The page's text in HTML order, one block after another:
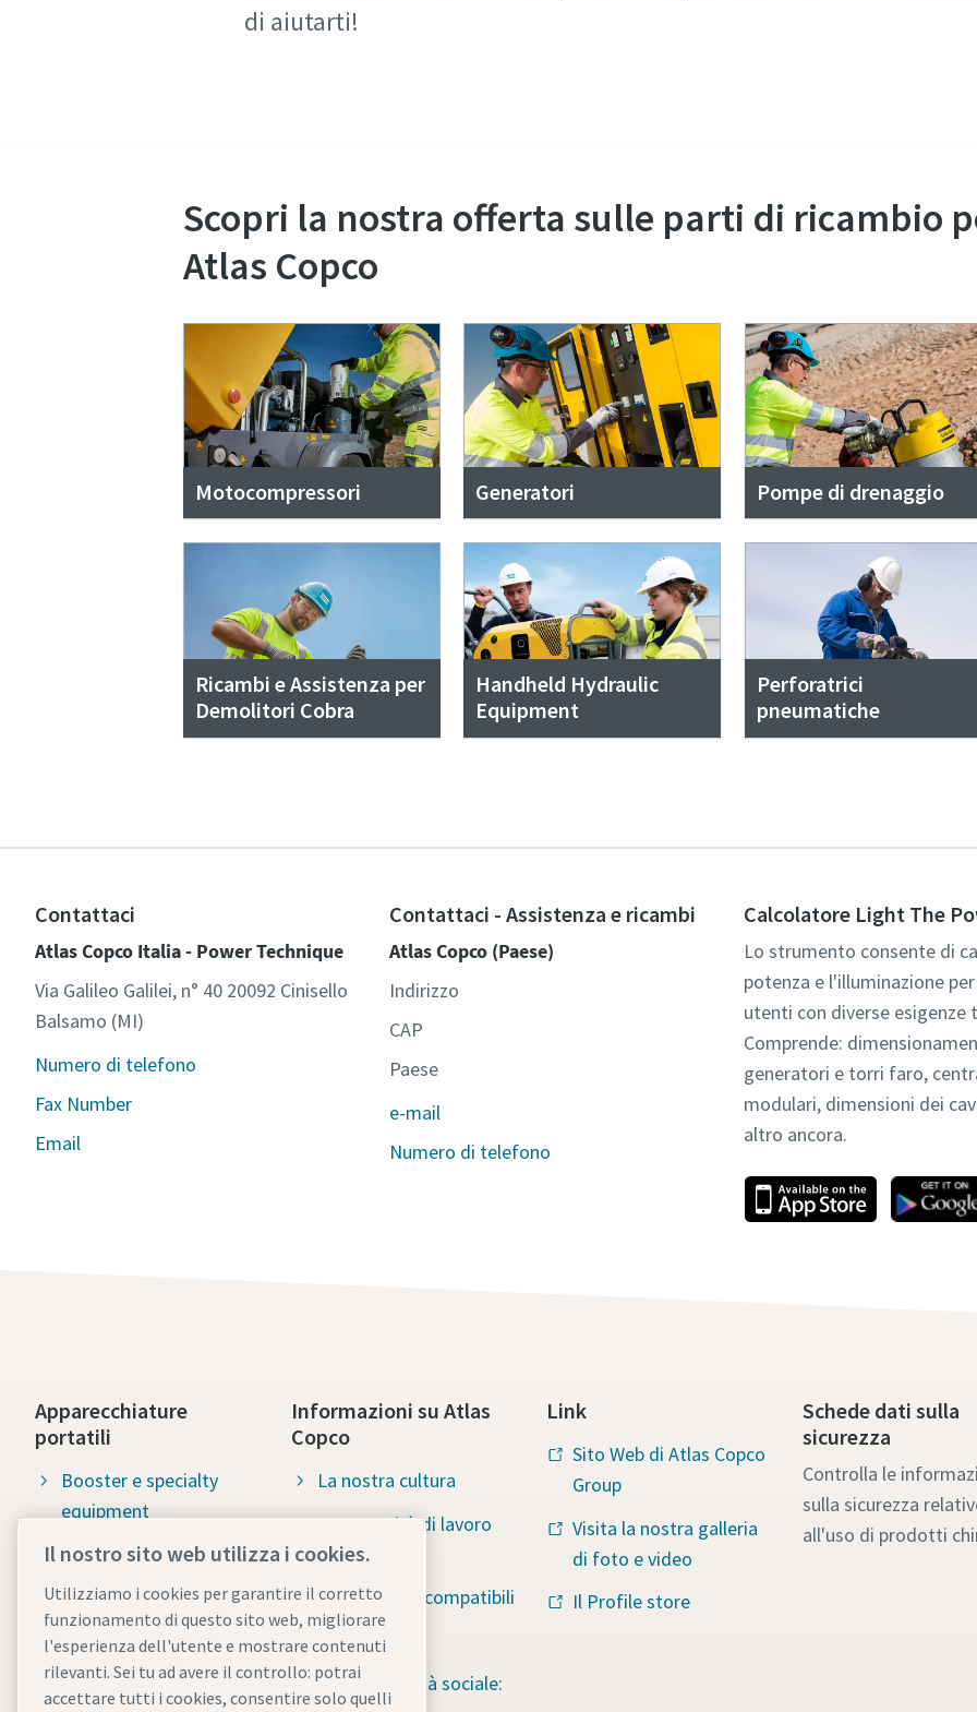
di aiutarti!
Scopri la nostra offerta sulle parti di ricambio
Atlas Copco
Motocompressori Generatori Pompe di drenaggio
Ricambi e Assistenza per
Demolitori Cobra
Handheld Hydraulic
Equipment
Perforatrici
pneumatiche
Contattaci
Atlas Copco Italia - Power Technique
Via Galileo Galilei, n° 40 20092 Cinisello
Balsamo (MI)
Numero di telefono
Fax Number
Email
Contattaci - Assistenza e ricambi
Atlas Copco (Paese)
Indirizzo
CAP
Paese
e-mail
Numero di telefono
Calcolatore Light The
Lo strumento consente di
potenza e l'illuminazione
utenti con diverse esigenze
Comprende:
generatori e torri faro,
modulari, dimensioni dei
altro ancora.
Apparecchiature
portatili
Booster e specialty
equipment
Attrezzature per le
Costruzioni
Pompe per il drenaggio
Sistemi di accumulo di
energia
Informazioni su Atlas
Copco
La nostra cultura
Opportunità di lavoro
disponibili
Soluzioni ecocompatibili
Sostenibilità
Responsabilità sociale:
Link
Sito Web di Atlas Copco
Group
Visita la nostra galleria
di foto e video
Il Profile store
Schede dati sulla
sicurezza
Controlla le
sulla sicurezza
all'uso di prodotti
Il nostro sito web utilizza i cookies.
Utilizziamo i cookies per garantire il corretto
funzionamento di questo sito web, migliorare
l'esperienza dell'utente e mostrare contenuti
rilevanti. Sei tu ad avere il controllo: potrai
accettare tutti i cookies, consentire solo quelli